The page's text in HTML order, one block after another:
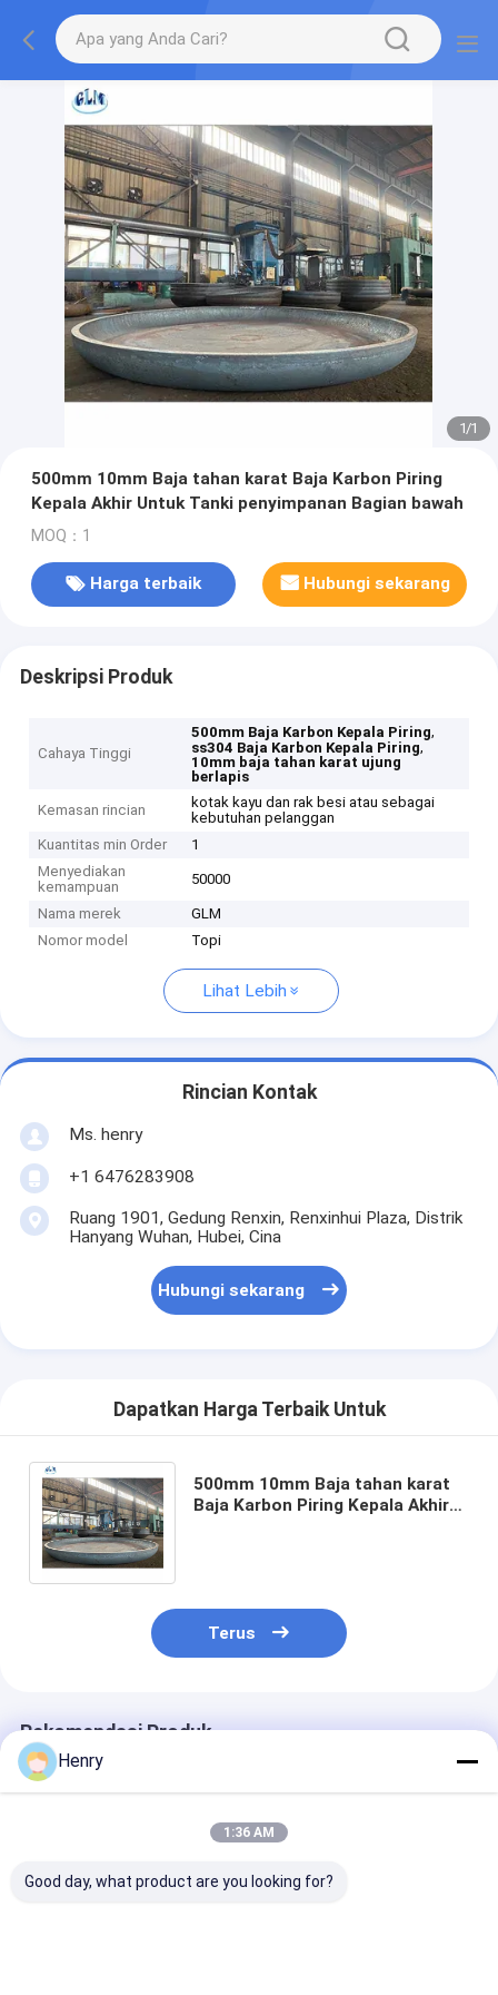
1/1
500mm 10mm Baja tahan karat Baja Karbon Piring
Kepala Akhir Untuk Tanki penyimpanan Bagian bawah
MOQ：1
Harga terbaik Hubungi sekarang
Deskripsi Produk
Cahaya Tinggi
500mm Baja Karbon Kepala Piring,
ss304 Baja Karbon Kepala Piring,
10mm baja tahan karat ujung
berlapis
Kemasan rincian
kotak kayu dan rak besi atau sebagai
kebutuhan pelanggan
Kuantitas min Order
1
Menyediakan
kemampuan
50000
Nama merek
GLM
Nomor model
Topi
Lihat Lebih
Rincian Kontak
Ms. henry
+1 6476283908
Ruang 1901, Gedung Renxin, Renxinhui Plaza, Distrik
Hanyang Wuhan, Hubei, Cina
Hubungi sekarang
Dapatkan Harga Terbaik Untuk
500mm 10mm Baja tahan karat
Baja Karbon Piring Kepala Akhir
Terus
Rekomendasi Produk
Henry
1:36 AM
Good day, what product are you looking for?